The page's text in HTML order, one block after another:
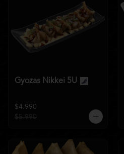
Gyozas Nikkei 5U
$4.990
$5.990